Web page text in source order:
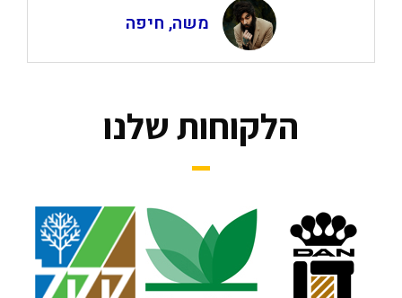
משה, חיפה
הלקוחות שלנו